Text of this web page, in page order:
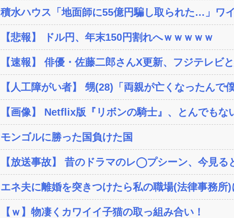
積水ハウス「地面師に55億円騙し取られた…」ワ
【悲報】 ドル円、年末150円割れへｗｗｗｗｗ
【速報】 俳優・佐藤二郎さんX更新、フジテレビ
【人工障がい者】 甥(28)「両親が亡くなったんで
【画像】 Netflix版『リボンの騎士』、とんでもな
モンゴルに勝った国負けた国
【放送事故】 昔のドラマのレ◯プシーン、今見る
エネ夫に離婚を突きつけたら私の職場(法律事務所)
【ｗ】物凄くカワイイ子猫の取っ組み合い！